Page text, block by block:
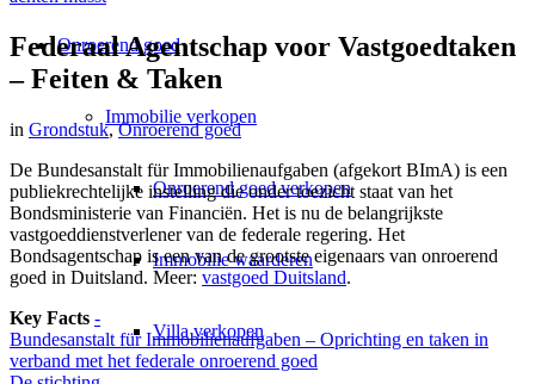
Onroerend goed
Immobilie verkopen
Onroerend goed verkopen
Immobilie waarderen
Villa verkopen
Federaal Agentschap voor Vastgoedtaken
– Feiten & Taken
in Grondstuk,Onroerend goed
De Bundesanstalt für Immobilienaufgaben (afgekort BImA) is een
publiekrechtelijke instelling die onder toezicht staat van het
Bondsministerie van Financiën. Het is nu de belangrijkste
vastgoeddienstverlener van de federale regering. Het
Bondsagentschap is een van de grootste eigenaars van onroerend
goed in Duitsland. Meer: vastgoed Duitsland.
Key Facts -
Bundesanstalt für Immobilienaufgaben – Oprichting en taken in
verband met het federale onroerend goed